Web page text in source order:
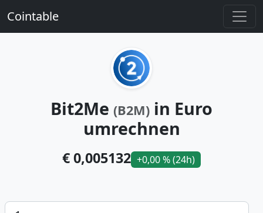
Cointable
Bit2Me (B2M) in Euro
umrechnen
€ 0,005132 +0,00 % (24h)
Betrag